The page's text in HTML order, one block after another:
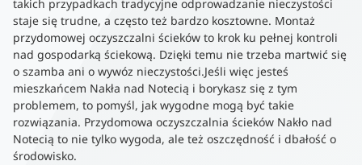
takich przypadkach tradycyjne odprowadzanie nieczystości
staje się trudne, a często też bardzo kosztowne. Montaż
przydomowej oczyszczalni ścieków to krok ku pełnej kontroli
nad gospodarką ściekową. Dzięki temu nie trzeba martwić się
o szamba ani o wywóz nieczystości.Jeśli więc jesteś
mieszkańcem Nakła nad Notecią i borykasz się z tym
problemem, to pomyśl, jak wygodne mogą być takie
rozwiązania. Przydomowa oczyszczalnia ścieków Nakło nad
Notecią to nie tylko wygoda, ale też oszczędność i dbałość o
środowisko.